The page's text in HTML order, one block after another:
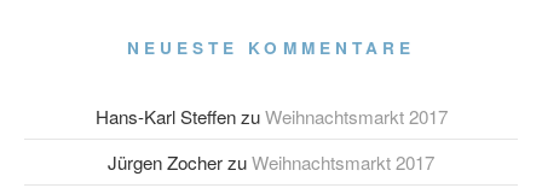
NEUESTE KOMMENTARE
Hans-Karl SteffenzuWeihnachtsmarkt 2017
Jürgen ZocherzuWeihnachtsmarkt 2017